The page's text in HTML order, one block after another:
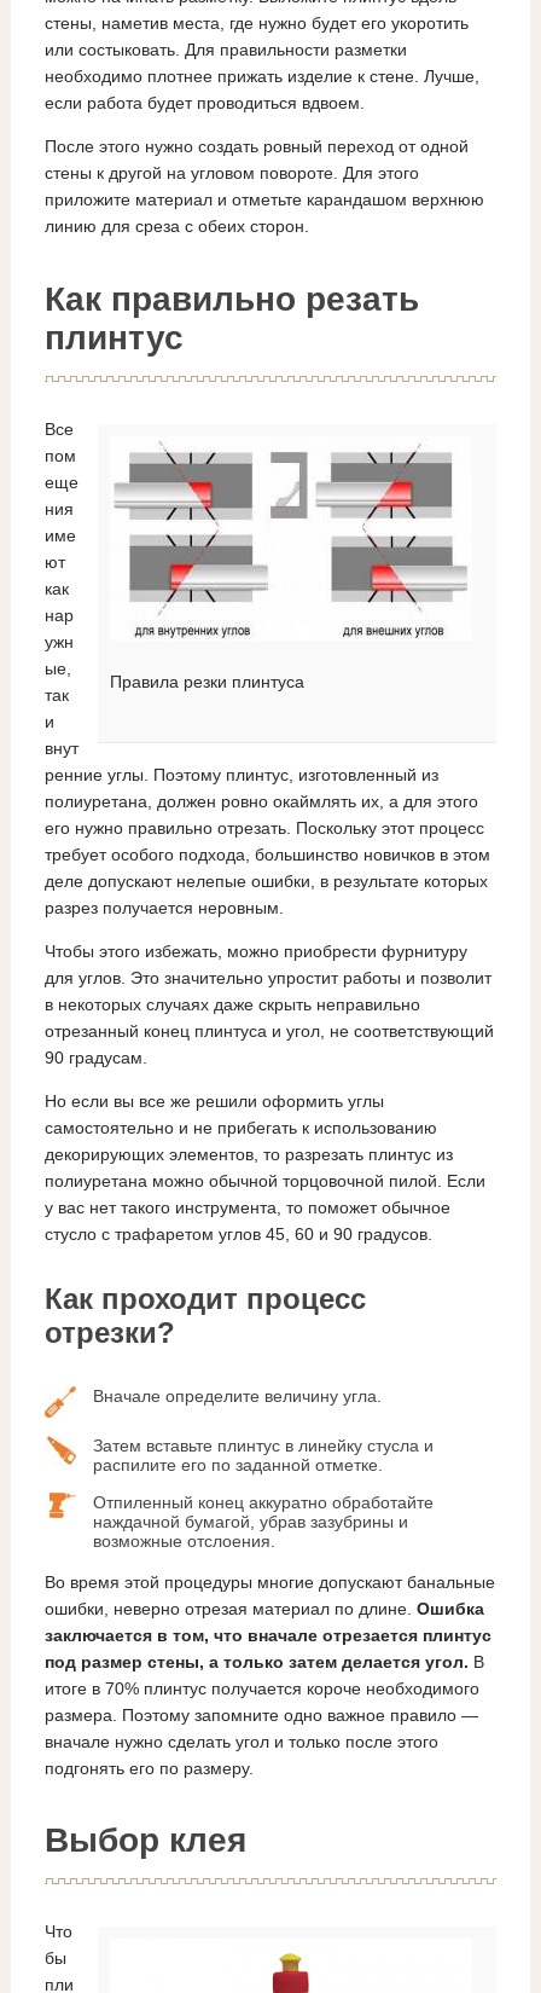
стены, наметив места, где нужно будет его укоротить
или состыковать. Для правильности разметки
необходимо плотнее прижать изделие к стене. Лучше,
если работа будет проводиться вдвоем.
После этого нужно создать ровный переход от одной
стены к другой на угловом повороте. Для этого
приложите материал и отметьте карандашом верхнюю
линию для среза с обеих сторон.
Как правильно резать
плинтус
Правила резки плинтуса
Все
пом
еще
ния
име
ют
как
нар
ужн
ые,
так
и
внут
ренние углы. Поэтому плинтус, изготовленный из
полиуретана, должен ровно окаймлять их, а для этого
его нужно правильно отрезать. Поскольку этот процесс
требует особого подхода, большинство новичков в этом
деле допускают нелепые ошибки, в результате которых
разрез получается неровным.
Чтобы этого избежать, можно приобрести фурнитуру
для углов. Это значительно упростит работы и позволит
в некоторых случаях даже скрыть неправильно
отрезанный конец плинтуса и угол, не соответствующий
90 градусам.
Но если вы все же решили оформить углы
самостоятельно и не прибегать к использованию
декорирующих элементов, то разрезать плинтус из
полиуретана можно обычной торцовочной пилой. Если
у вас нет такого инструмента, то поможет обычное
стусло с трафаретом углов 45, 60 и 90 градусов.
Как проходит процесс
отрезки?
Вначале определите величину угла.
Затем вставьте плинтус в линейку стусла и
распилите его по заданной отметке.
Отпиленный конец аккуратно обработайте
наждачной бумагой, убрав зазубрины и
возможные отслоения.
Во время этой процедуры многие допускают банальные
ошибки, неверно отрезая материал по длине. Ошибка
заключается в том, что вначале отрезается плинтус
под размер стены, а только затем делается угол. В
итоге в 70% плинтус получается короче необходимого
размера. Поэтому запомните одно важное правило —
вначале нужно сделать угол и только после этого
подгонять его по размеру.
Выбор клея
Что
бы
пли